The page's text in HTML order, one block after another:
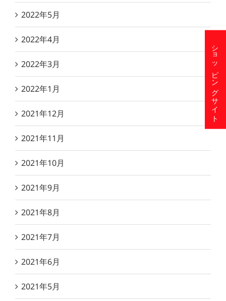
2022年5月
2022年4月
2022年3月
2022年1月
2021年12月
2021年11月
2021年10月
2021年9月
2021年8月
2021年7月
2021年6月
2021年5月
ショッピングサイト